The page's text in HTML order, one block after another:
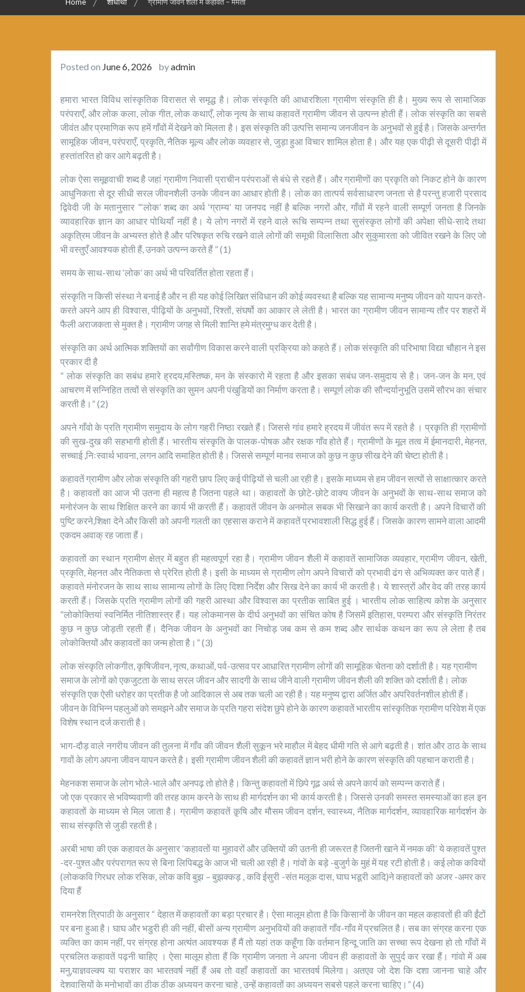
Home शोधार्थी ग्रामीण जीवन शैली में कहावतें – ममता
Posted on June 6, 2026 byadmin
हमारा भारत विविध सांस्कृतिक विरासत से समृद्ध है। लोक संस्कृति की आधारशिला ग्रामीण संस्कृति ही है। मुख्य रूप से सामाजिक
परंपराएँ, और लोक कला, लोक गीत, लोक कथाएँ, लोक नृत्य के साथ कहावतें ग्रामीण जीवन से उत्पन्न होती हैं। लोक संस्कृति का सबसे
जीवंत और प्रमाणिक रूप हमें गाँवों में देखने को मिलता है। इस संस्कृति की उत्पत्ति समान्य जनजीवन के अनुभवों से हुई है। जिसके अन्तर्गत
सामूहिक जीवन, परंपराएँ, प्रकृति, नैतिक मूल्य और लोक व्यवहार से, जुड़ा हुआ विचार शामिल होता है। और यह एक पीढ़ी से दूसरी पीढ़ी में
हस्तांतरित हो कर आगे बढ़ती है।
लोक ऐसा समूहवाची शब्द है जहां ग्रामीण निवासी प्राचीन परंपराओं से बंधे से रहते हैं। और ग्रामीणों का प्रकृति को निकट होने के कारण
आधुनिकता से दूर सीधी सरल जीवनशैली उनके जीवन का आधार होती है। लोक का तात्पर्य सर्वसाधारण जनता से है परन्तु हजारी प्रसाद
द्विवेदी जी के मतानुसार “‘लोक’ शब्द का अर्थ ‘ग्राम्य’ या जनपद नहीं है बल्कि नगरों और, गाँवों में रहने वाली सम्पूर्ण जनता है जिनके
व्यावहारिक ज्ञान का आधार पोथियाँ नहीं है। ये लोग नगरों में रहने वाले रूचि सम्पन्न तथा सुसंस्कृत लोगों की अपेक्षा सीधे-सादे तथा
अकृत्रिम जीवन के अभ्यस्त होते है और परिषकृत रुचि रखने वाले लोगों की समूची विलासिता और सुकुमारता को जीवित रखने के लिए जो
भी वस्तुएँ आवश्यक होती हैं, उनको उत्पन्न करते हैं ” (1)
समय के साथ-साथ ‘लोक’ का अर्थ भी परिवर्तित होता रहता हैं।
संस्कृति न किसी संस्था ने बनाई है और न ही यह कोई लिखित संविधान की कोई व्यवस्था है बल्कि यह सामान्य मनुष्य जीवन को यापन करते-
करते अपने आप ही विश्वास, पीढ़ियों के अनुभवों, रिश्तों, संघर्षो का आकार ले लेती है। भारत का ग्रामीण जीवन सामान्य तौर पर शहरों में
फैली अराजकता से मुक्त है। ग्रामीण जगह से मिली शान्ति हमे मंत्रमुग्ध कर देती है।
संस्कृति का अर्थ आत्मिक शक्तियों का सर्वांगीण विकास करने वाली प्रक्रिया को कहते हैं। लोक संस्कृति की परिभाषा विद्या चौहान ने इस
प्रकार दी है
“ लोक संस्कृति का सबंध हमारे ह्रदय,मस्तिष्क, मन के संस्कारो में रहता है और इसका सबंध जन-समुदाय से है। जन-जन के मन, एवं
आचरण में सन्निहित तत्वों से संस्कृति का सुमन अपनी पंखुडियों का निर्माण करता है। सम्पूर्ण लोक की सौन्दर्यानुभूति उसमें सौरभ का संचार
करती है।” (2)
अपने गाँवो के प्रति ग्रामीण समुदाय के लोग गहरी निष्ठा रखते हैं। जिससे गांव हमारे ह्रदय में जीवंत रूप में रहते है । प्रकृति ही ग्रामीणों
की सुख-दुख की सहभागी होती हैं। भारतीय संस्कृति के पालक-पोषक और रक्षक गाँव होते हैं। ग्रामीणों के मूल तत्व में ईमानदारी, मेहनत,
सच्चाई ,निःस्वार्थ भावना, लगन आदि समाहित होती है। जिससे सम्पूर्ण मानव समाज को कुछ न कुछ सीख देने की चेष्टा होती है।
कहावतें ग्रामीण और लोक संस्कृति की गहरी छाप लिए कई पीढ़ियों से चली आ रही है। इसके माध्यम से हम जीवन सत्यों से साक्षात्कार करते
है। कहावतों का आज भी उतना ही महत्व है जितना पहले था। कहावतों के छोटे-छोटे वाक्य जीवन के अनुभवों के साथ-साथ समाज को
मनोरंजन के साथ शिक्षित करने का कार्य भी करती हैं। कहावतें जीवन के अनमोल सबक भी सिखाने का कार्य करती है। अपने विचारों की
पुष्टि करने,शिक्षा देने और किसी को अपनी गलती का एहसास कराने में कहावतें प्रभावशाली सिद्ध हुई हैं। जिसके कारण सामने वाला आदमी
एकदम अवाक् रह जाता हैं।
कहावतों का स्थान ग्रामीण क्षेत्र में बहुत ही महत्वपूर्ण रहा है। ग्रामीण जीवन शैली में कहावतें सामाजिक व्यवहार, ग्रामीण जीवन, खेती,
प्रकृति, मेहनत और नैतिकता से प्रेरित होती है। इसी के माध्यम से ग्रामीण लोग अपने विचारों को प्रभावी ढंग से अभिव्यक्त कर पाते हैं।
कहावते मंनोरजन के साथ साथ सामान्य लोगों के लिए दिशा निर्देश और सिख देने का कार्य भी करती है। ये शास्त्रों और वेद की तरह कार्य
करती हैं। जिसके प्रति ग्रामीण लोगों की गहरी आस्था और विश्वास का प्रतीक साबित हुई । भारतीय लोक साहित्य कोश के अनुसार
“लोकोक्तियां स्वनिर्मित नीतिशास्त्र हैं। यह लोकमानस के दीर्घ अनुभवों का संचित कोष है जिसमें इतिहास, परम्परा और संस्कृति निरंतर
कुछ न कुछ जोड़ती रहती हैं। दैनिक जीवन के अनुभवों का निचोड़ जब कम से कम शब्द और सार्थक कथन का रूप ले लेता है तब
लोकोक्तियों और कहावतों का जन्म होता है।” (3)
लोक संस्कृति लोकगीत, कृषिजीवन, नृत्य, कथाओं, पर्व-उत्सव पर आधारित ग्रामीण लोगों की सामूहिक चेतना को दर्शाती है। यह ग्रामीण
समाज के लोगों को एकजुटता के साथ सरल जीवन और सादगी के साथ जीने वाली ग्रामीण जीवन शैली की शक्ति को दर्शाती है। लोक
संस्कृति एक ऐसी धरोहर का प्रतीक है जो आदिकाल से अब तक चली आ रही है। यह मनुष्य द्वारा अर्जित और अपरिवर्तनशील होती हैं।
जीवन के विभिन्न पहलुओं को समझने और समाज के प्रति गहरा संदेश छुपे होने के कारण कहावतें भारतीय सांस्कृतिक ग्रामीण परिवेश में एक
विशेष स्थान दर्ज कराती है।
भाग-दौड़ वाले नगरीय जीवन की तुलना में गाँव की जीवन शैली सुकून भरे माहौल में बेहद धीमी गति से आगे बढ़ती है। शांत और ठाठ के साथ
गावों के लोग अपना जीवन यापन करते है। इसी ग्रामीण जीवन शैली की कहावतें ज्ञान भरी होने के कारण संस्कृति की पहचान कराती है।
मेहनकश समाज के लोग भोले-भाले और अनपढ़ तो होते है। किन्तु कहावतों में छिपे गूढ अर्थ से अपने कार्य को सम्पन्न कराते हैं।
जो एक प्रकार से भविष्यवाणी की तरह काम करने के साथ ही मार्गदर्शन का भी कार्य करती है। जिससे उनकी समस्त समस्याओं का हल इन
कहावतों के माध्यम से मिल जाता है। ग्रामीण कहावतें क़ृषि और मौसम जीवन दर्शन, स्वास्थ्य, नैतिक मार्गदर्शन, व्यावहारिक मार्गदर्शन के
साथ संस्कृति से जुडी रहती है।
अरबी भाषा की एक कहावत के अनुसार ‘कहावतों या मुहावरों और उक्तियों की उतनी ही जरूरत है जितनी खाने में नमक की’ ये कहावतें पुश्त
-दर-पुश्त और परंपरागत रूप से बिना लिपिबद्ध के आज भी चली आ रही है। गांवों के बड़े -बुजुर्ग के मुहं में यह रटी होती है। कई लोक कवियों
(लोककवि गिरधर लोक रसिक, लोक कवि बुझ – बुझक्कड़ , कवि ईसुरी -संत मलूक दास, घाघ भडूरी आदि)ने कहावतों को अजर -अमर कर
दिया हैं
रामनरेश त्रिपाठी के अनुसार “ देहात में कहावतों का बड़ा प्रचार है। ऐसा मालूम होता है कि किसानों के जीवन का महल कहावतों ही की ईंटों
पर बना हुआ है। घाघ और भडुरी ही की नहीं, बीसों अन्य ग्रामीण अनुभवियों की कहावतें गाँव-गाँव में प्रचलित है। सब का संग्रह करना एक
व्यक्ति का काम नहींं, पर संग्रह होना अत्यंत आवश्यक हैं मैं तो यहां तक कहूँगा कि वर्तमान हिन्दू जाति का सच्चा रूप देखना हो तो गाँवों में
प्रचलित कहावतें पढ़‌नी चाहिए । ऐसा मालूम होता हैं कि ग्रामीण जनता ने अपना जीवन ही कहावतों के सुपुर्द कर रखा हैं। गांवो में अब
मनु,याज्ञवल्क्य या पराशर का भारतवर्ष नहीं हैं अब तो वहाँ कहावतों का भारतवर्ष मिलेगा। अतएव जो देश कि दशा जानना चाहे और
देशवासियों के मनोभावों का ठीक ठीक अध्ययन करना चाहे , उन्हें कहावतों का अध्ययन सबसे पहले करना चाहिए।” (4)